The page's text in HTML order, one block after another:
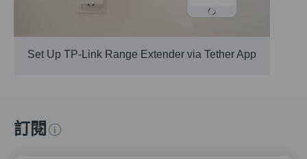
Set Up TP-Link Range Extender via Tether App
訂閱